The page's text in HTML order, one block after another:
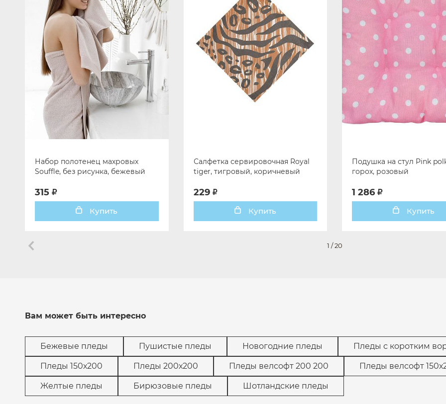
Набор полотенец махровых
Souffle, без рисунка, бежевый
315
Купить
Салфетка сервировочная Royal
tiger, тигровый, коричневый
229
Купить
Подушка на стул Pink
горох, розовый
1 286
Купить
1 /20
Вам может быть интересно
Бежевые пледы Пушистые пледы Новогодние пледы Пледы с коротким
Пледы 150х200 Пледы 200х200 Пледы велсофт 200 200 Пледы велсофт
Желтые пледы Бирюзовые пледы Шотландские пледы